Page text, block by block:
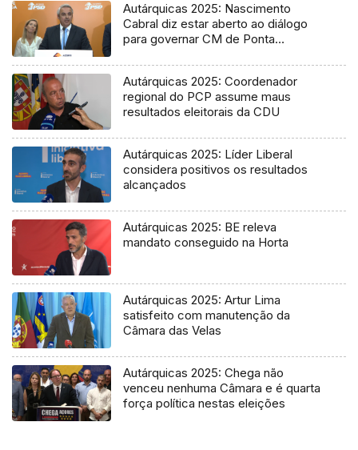
Autárquicas 2025: Nascimento
Cabral diz estar aberto ao diálogo
para governar CM de Ponta
Autárquicas 2025: Coordenador
regional do PCP assume maus
resultados eleitorais da CDU
Autárquicas 2025: Líder Liberal
considera positivos os resultados
alcançados
Autárquicas 2025: BE releva
mandato conseguido na Horta
Autárquicas 2025: Artur Lima
satisfeito com manutenção da
Câmara das Velas
Autárquicas 2025: Chega não
venceu nenhuma Câmara e é quarta
força política nestas eleições